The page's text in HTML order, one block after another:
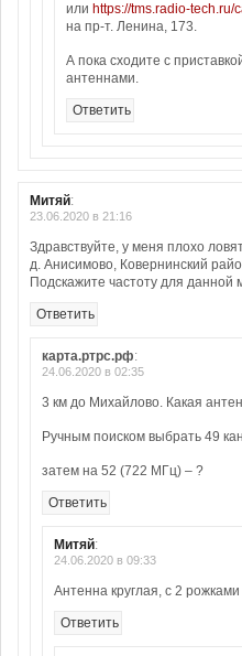
или https://tms.radio-
на пр-т. Ленина, 173.
А пока сходите с
антеннами.
Ответить
Митяй:
23.06.2020 в 21:16
Здравствуйте, у меня плохо
д. Анисимово, Ковернинский
Подскажите частоту для данной
Ответить
карта.ртрс.рф:
24.06.2020 в 02:35
3 км до Михайлово. Какая
Ручным поиском выбрать 49
затем на 52 (722 МГц) – ?
Ответить
Митяй:
24.06.2020 в 09:33
Антенна круглая, с 2
Ответить